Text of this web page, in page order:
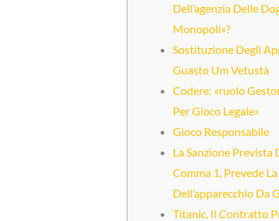
Dell’agenzia Delle
Monopoli»?
Sostituzione Degli
Guasto Um Vetustà
Codere: «ruolo
Per Gioco Legale»
Gioco Responsabile
La Sanzione Prevista
Comma 1, Prevede
Dell’apparecchio Da
Titanic, Il Contratto